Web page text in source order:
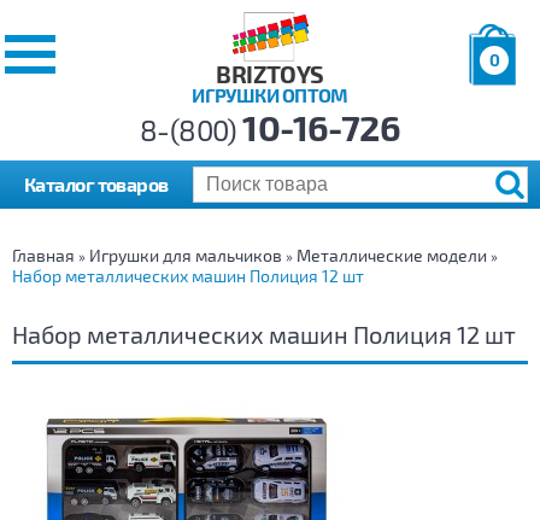
BRIZTOYS
ИГРУШКИ ОПТОМ
0
р.
8-(800)10-16-726
Каталог товаров
Главная » Игрушки для мальчиков » Металлические модели »
Набор металлических машин Полиция 12 шт
Набор металлических машин Полиция 12 шт